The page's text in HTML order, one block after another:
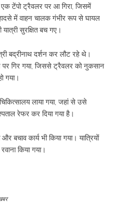
एक टेंपो ट्रैवलर पर आ गिरा, जिसमें
में वाहन चालक गंभीर रूप से घायल
सुरक्षित बच गए।
बद्रीनाथ दर्शन कर लौट रहे थे।
पर गिर गया, जिससे ट्रैवलर को नुकसान
गया।
लाया गया, जहां से उसे
रेफर कर दिया गया है।
बचाव कार्य भी किया गया। यात्रियों
किया गया।